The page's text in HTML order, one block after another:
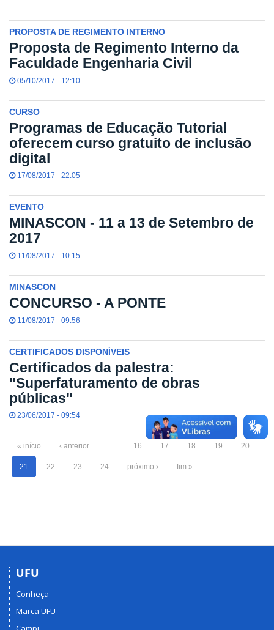
PROPOSTA DE REGIMENTO INTERNO
Proposta de Regimento Interno da
Faculdade Engenharia Civil
05/10/2017 - 12:10
CURSO
Programas de Educação Tutorial
oferecem curso gratuito de inclusão
digital
17/08/2017 - 22:05
EVENTO
MINASCON - 11 a 13 de Setembro de
2017
11/08/2017 - 10:15
MINASCON
CONCURSO - A PONTE
11/08/2017 - 09:56
CERTIFICADOS DISPONÍVEIS
Certificados da palestra:
"Superfaturamento de obras
públicas"
23/06/2017 - 09:54
« início ‹ anterior … 16 17 18 19 20
21 22 23 24 próximo › fim »
UFU
Conheça
Marca UFU